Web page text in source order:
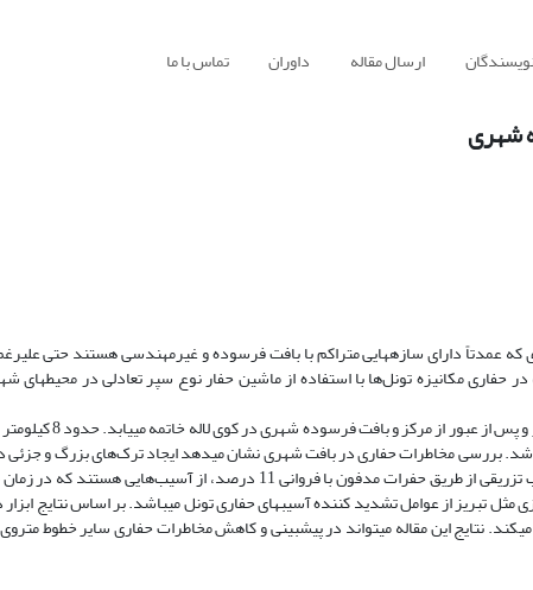
ارسال مقاله داوران تماس با ما
شهری
عمدتاً دارای سازه­هایی متراکم با بافت فرسوده و غیرمهندسی هستند حتی
حفاری مکانیزه تونل‌ها با استفاده از ماشین حفار نوع سپر تعادلی در
خط یک متروی تبریز به طول 2/17
و 31 درصد را بخود اختصاص داده و نفوذ فوم حفاری و دوغاب تزریقی از طریق حفرات مدفون با
تبریز از عوامل تشدید کننده آسیب­های حفاری تونل می­باشد. بر اساس نتایج
نتایج این مقاله می­تواند در پیش­بینی و کاهش مخاطرات حفاری سایر خطوط